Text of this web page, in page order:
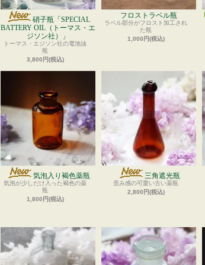
硝子瓶「SPECIAL
BATTERY OIL（トーマス・エ
ジソン社）」
トーマス・エジソン社の電池油
瓶
3,800円(税込)
フロストラベル瓶
ラベル部分がフロスト加工され
た瓶
1,000円(税込)
気泡入り褐色薬瓶
気泡が少しだけ入った褐色の薬
瓶
1,800円(税込)
三角遮光瓶
歪み感の可愛い古い薬瓶
2,800円(税込)